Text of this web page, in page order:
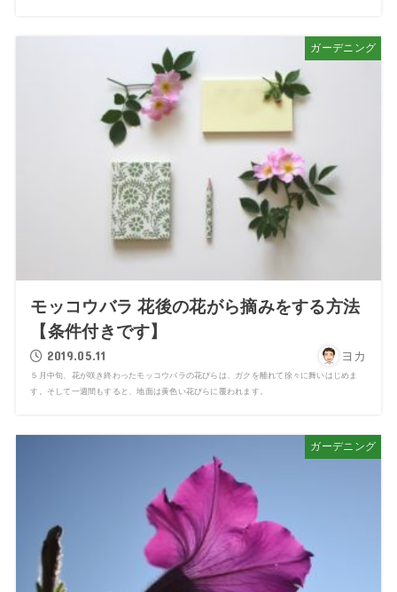
ガーデニング
モッコウバラ 花後の花がら摘みをする方法
【条件付きです】
2019.05.11 ヨカ
５月中旬、花が咲き終わったモッコウバラの花びらは、ガクを離れて徐々に舞いはじめま
す。そして一週間もすると、地面は黄色い花びらに覆われます。
ガーデニング